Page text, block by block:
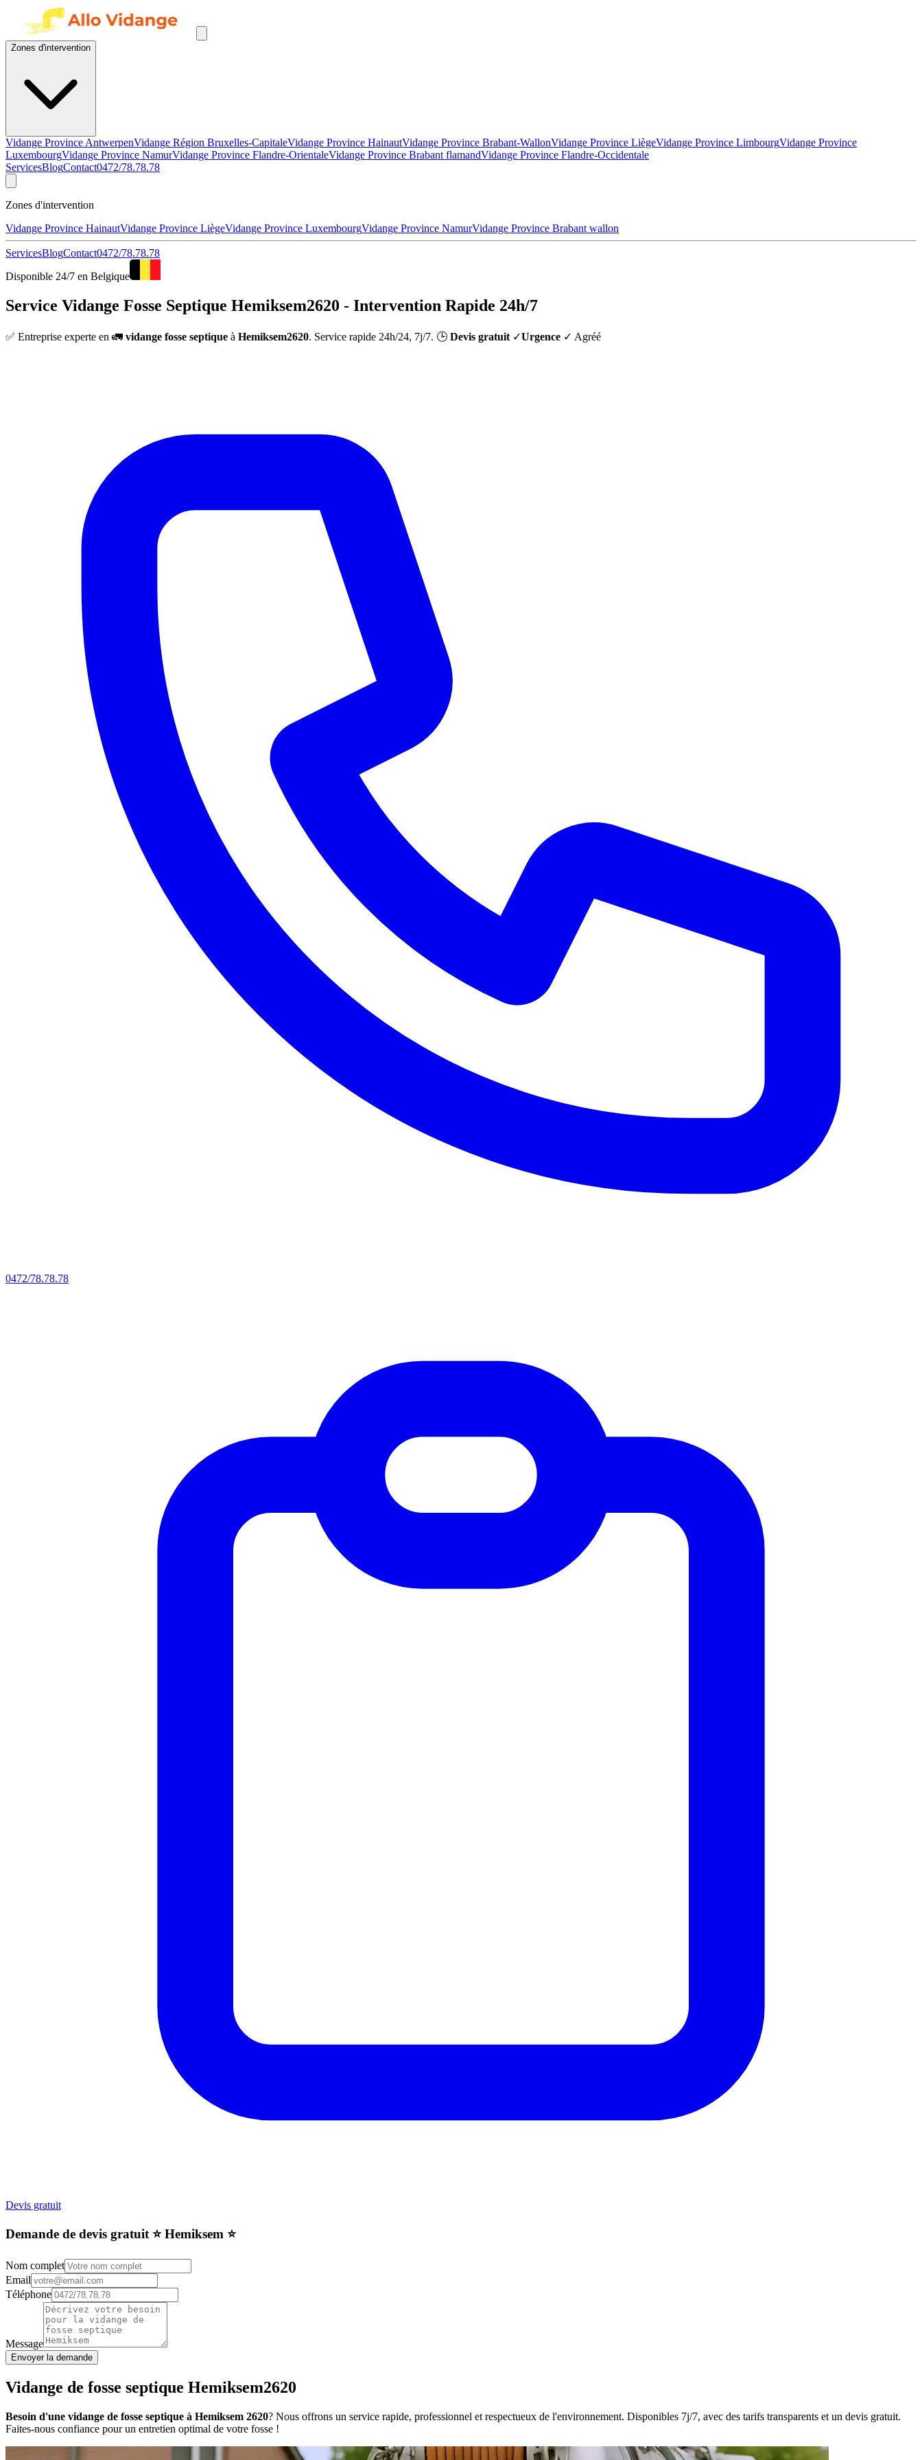
Zones d'intervention
Vidange Province AntwerpenVidange Région Bruxelles-CapitaleVidange Province HainautVidange Province Brabant-WallonVidange Province LiègeVidange Province LimbourgVidange Province
LuxembourgVidange Province NamurVidange Province Flandre-OrientaleVidange Province Brabant flamandVidange Province Flandre-Occidentale
ServicesBlogContact0472/78.78.78
Zones d'intervention
Vidange Province HainautVidange Province LiègeVidange Province LuxembourgVidange Province NamurVidange Province Brabant wallon
ServicesBlogContact0472/78.78.78
Disponible 24/7 en Belgique
Service Vidange Fosse Septique Hemiksem2620 - Intervention Rapide 24h/7
✅ Entreprise experte en 🚛 vidange fosse septique à Hemiksem2620. Service rapide 24h/24, 7j/7. 🕒 Devis gratuit ✓Urgence ✓ Agréé
0472/78.78.78
Devis gratuit
Demande de devis gratuit ⭐️ Hemiksem ⭐️
Nom complet
Email
Téléphone
Message
Envoyer la demande
Vidange de fosse septique Hemiksem2620
Besoin d'une vidange de fosse septique à Hemiksem 2620? Nous offrons un service rapide, professionnel et respectueux de l'environnement. Disponibles 7j/7, avec des tarifs transparents et un devis gratuit.
Faites-nous confiance pour un entretien optimal de votre fosse !